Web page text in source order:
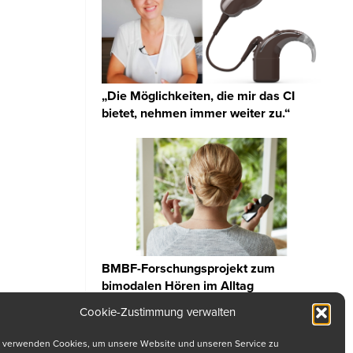
Cookie-Zustimmung verwalten
verwenden Cookies, um unsere Website und unseren Service zu
„Die Möglichkeiten, die mir das CI
bietet, nehmen immer weiter zu.“
BMBF-Forschungsprojekt zum
bimodalen Hören im Alltag